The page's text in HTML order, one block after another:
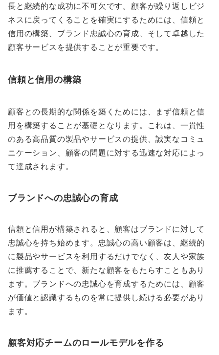
長と継続的な成功に不可欠です。顧客が繰り返しビジ
ネスに戻ってくることを確実にするためには、信頼と
信用の構築、ブランド忠誠心の育成、そして卓越した
顧客サービスを提供することが重要です。
信頼と信用の構築
顧客との長期的な関係を築くためには、まず信頼と信
用を構築することが基礎となります。これは、一貫性
のある高品質の製品やサービスの提供、誠実なコミュ
ニケーション、顧客の問題に対する迅速な対応によっ
て達成されます。
ブランドへの忠誠心の育成
信頼と信用が構築されると、顧客はブランドに対して
忠誠心を持ち始めます。忠誠心の高い顧客は、継続的
に製品やサービスを利用するだけでなく、友人や家族
に推薦することで、新たな顧客をもたらすこともあり
ます。ブランドへの忠誠心を育成するためには、顧客
が価値と認識するものを常に提供し続ける必要があり
ます。
顧客対応チームのロールモデルを作る